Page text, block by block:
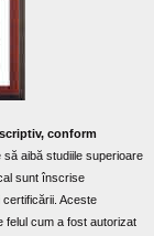
conform
să aibă studiile superioare
sunt înscrise
Aceste
felul cum a fost autorizat